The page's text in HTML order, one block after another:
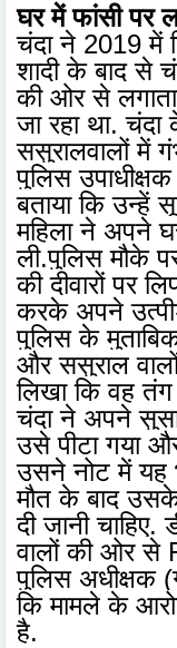
घर में फांसी पर
चंदा ने 2019 में
शादी के बाद से
की ओर से
जा रहा था.
ससुरालवालों में
पुलिस
बताया कि उन्हें
महिला ने अपने
ली.पुलिस मौके
की दीवारों पर
करके अपने
पुलिस के
और ससुराल
लिखा कि वह
चंदा ने अपने
उसे पीटा गया
उसने नोट में यह
मौत के बाद
दी जानी चाहिए.
वालों की ओर से
पुलिस अधीक्षक
कि मामले के
है.